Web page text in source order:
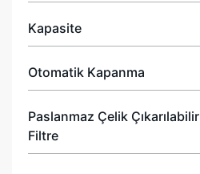
Kapasite
Otomatik Kapanma
Paslanmaz Çelik Çıkarılabilir
Filtre